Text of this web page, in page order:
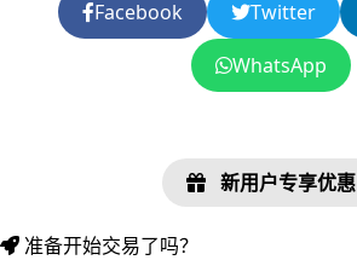
Facebook Twitter
WhatsApp
新用户专享优惠
准备开始交易了吗？